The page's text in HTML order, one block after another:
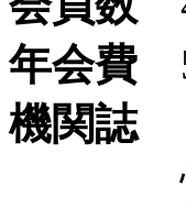
年会費
機関誌
情